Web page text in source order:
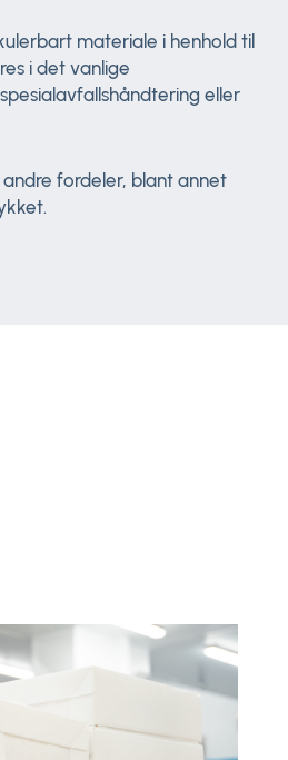
materiale i henhold til
i det vanlige
eller
andre fordeler, blant annet